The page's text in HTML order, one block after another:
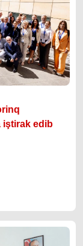
iştirak edib